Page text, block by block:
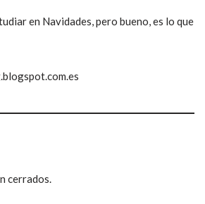
en Navidades, pero bueno, es lo que
cerrados.